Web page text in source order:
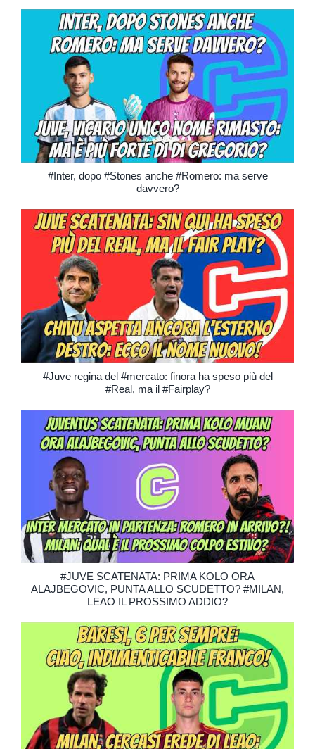
#Inter, dopo #Stones anche #Romero: ma serve
davvero?
#Juve regina del #mercato: finora ha speso più del
#Real, ma il #Fairplay?
#JUVE SCATENATA: PRIMA KOLO ORA
ALAJBEGOVIC, PUNTA ALLO SCUDETTO? #MILAN,
LEAO IL PROSSIMO ADDIO?